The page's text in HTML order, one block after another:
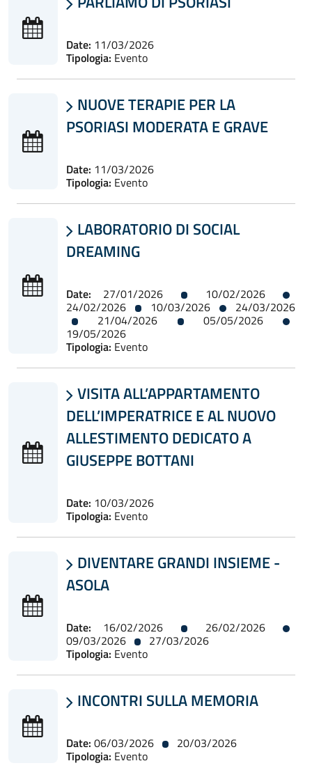
Date: 11/03/2026
Tipologia: Evento
 NUOVE TERAPIE PER LA
PSORIASI MODERATA E GRAVE
Date: 11/03/2026
Tipologia: Evento
 LABORATORIO DI SOCIAL
DREAMING
Date: 27/01/2026 10/02/2026
24/02/2026 10/03/2026 24/03/2026
21/04/2026 05/05/2026
19/05/2026
Tipologia: Evento
 VISITA ALL’APPARTAMENTO
DELL’IMPERATRICE E AL NUOVO
ALLESTIMENTO DEDICATO A
GIUSEPPE BOTTANI
Date: 10/03/2026
Tipologia: Evento
 DIVENTARE GRANDI INSIEME -
ASOLA
Date: 16/02/2026 26/02/2026
09/03/2026 27/03/2026
Tipologia: Evento
 INCONTRI SULLA MEMORIA
Date: 06/03/2026 20/03/2026
Tipologia: Evento